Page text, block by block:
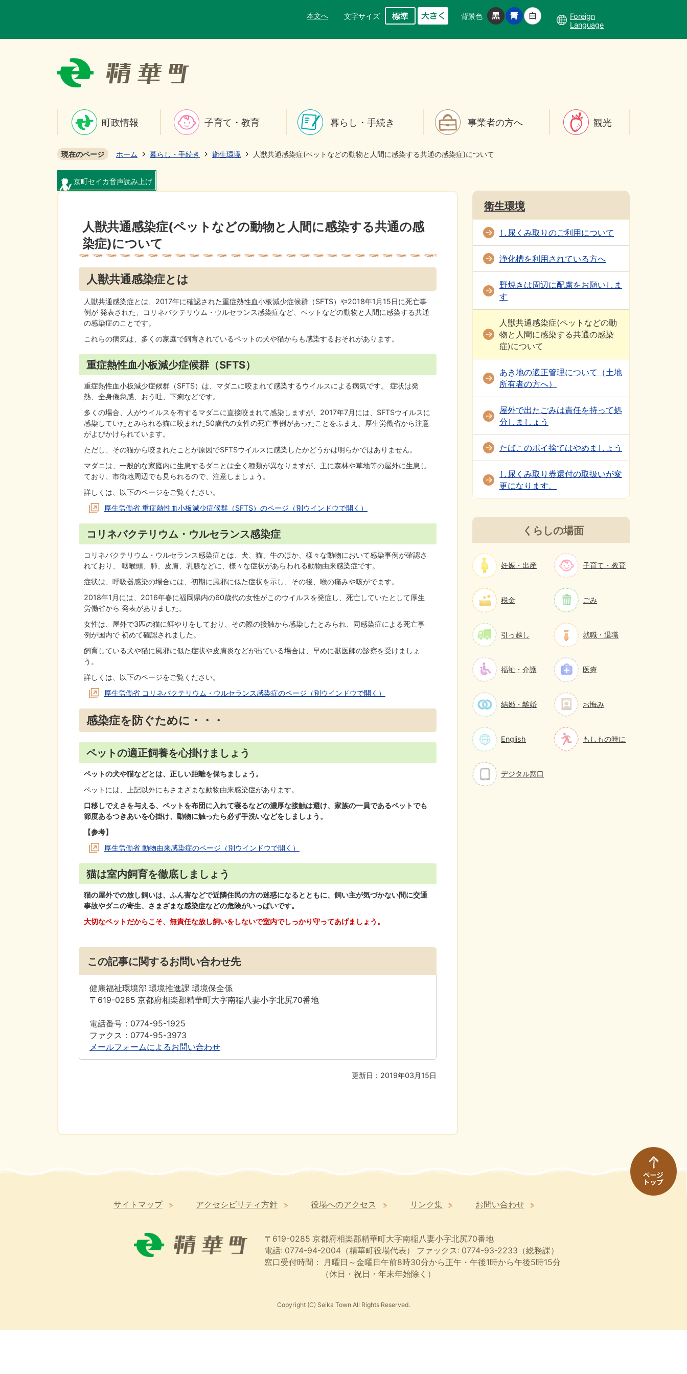
本文へ 文字サイズ 背景色
Foreign
Language
町政情報 子育て・教育 暮らし・手続き 事業者の方へ 観光
現在のページ ホーム 暮らし・手続き 衛生環境 人獣共通感染症(ペットなどの動物と人間に感染する共通の感染症)について
京町セイカ音声読み上げ
人獣共通感染症(ペットなどの動物と人間に感染する共通の感
染症)について
人獣共通感染症とは
人獣共通感染症とは、2017年に確認された重症熱性血小板減少症候群（SFTS）や2018年1月15日に死亡事
例が 発表された、コリネバクテリウム・ウルセランス感染症など、ペットなどの動物と人間に感染する共通
の感染症のことです。
これらの病気は、多くの家庭で飼育されているペットの犬や猫からも感染するおそれがあります。
重症熱性血小板減少症候群（SFTS）
重症熱性血小板減少症候群（SFTS）は、マダニに咬まれて感染するウイルスによる病気です。 症状は発
熱、全身倦怠感、おう吐、下痢などです。
多くの場合、人がウイルスを有するマダニに直接咬まれて感染しますが、2017年7月には、SFTSウイルスに
感染していたとみられる猫に咬まれた50歳代の女性の死亡事例があったことをふまえ、厚生労働省から注意
がよびかけられています。
ただし、その猫から咬まれたことが原因でSFTSウイルスに感染したかどうかは明らかではありません。
マダニは、一般的な家庭内に生息するダニとは全く種類が異なりますが、主に森林や草地等の屋外に生息し
ており、市街地周辺でも見られるので、注意しましょう。
詳しくは、以下のページをご覧ください。
厚生労働省 重症熱性血小板減少症候群（SFTS）のページ（別ウインドウで開く）
コリネバクテリウム・ウルセランス感染症
コリネバクテリウム・ウルセランス感染症とは、犬、猫、牛のほか、様々な動物において感染事例が確認さ
れており、 咽喉頭、肺、皮膚、乳腺などに、様々な症状があらわれる動物由来感染症です。
症状は、呼吸器感染の場合には、初期に風邪に似た症状を示し、その後、喉の痛みや咳がでます。
2018年1月には、2016年春に福岡県内の60歳代の女性がこのウイルスを発症し、死亡していたとして厚生
労働省から 発表がありました。
女性は、屋外で3匹の猫に餌やりをしており、その際の接触から感染したとみられ、同感染症による死亡事
例が国内で 初めて確認されました。
飼育している犬や猫に風邪に似た症状や皮膚炎などが出ている場合は、早めに獣医師の診察を受けましょ
う。
詳しくは、以下のページをご覧ください。
厚生労働省 コリネバクテリウム・ウルセランス感染症のページ（別ウインドウで開く）
感染症を防ぐために・・・
ペットの適正飼養を心掛けましょう
ペットの犬や猫などとは、正しい距離を保ちましょう。
ペットには、上記以外にもさまざまな動物由来感染症があります。
口移しでえさを与える、ペットを布団に入れて寝るなどの濃厚な接触は避け、家族の一員であるペットでも
節度あるつきあいを心掛け、動物に触ったら必ず手洗いなどをしましょう。
【参考】
厚生労働省 動物由来感染症のページ（別ウインドウで開く）
猫は室内飼育を徹底しましょう
猫の屋外での放し飼いは、ふん害などで近隣住民の方の迷惑になるとともに、飼い主が気づかない間に交通
事故やダニの寄生、さまざまな感染症などの危険がいっぱいです。
大切なペットだからこそ、無責任な放し飼いをしないで室内でしっかり守ってあげましょう。
この記事に関するお問い合わせ先
健康福祉環境部 環境推進課 環境保全係
〒619-0285 京都府相楽郡精華町大字南稲八妻小字北尻70番地
電話番号：0774-95-1925
ファクス：0774-95-3973
メールフォームによるお問い合わせ
更新日：2019年03月15日
衛生環境
し尿くみ取りのご利用について
浄化槽を利用されている方へ
野焼きは周辺に配慮をお願いしま
す
人獣共通感染症(ペットなどの動
物と人間に感染する共通の感染
症)について
あき地の適正管理について（土地
所有者の方へ）
屋外で出たごみは責任を持って処
分しましょう
たばこのポイ捨てはやめましょう
し尿くみ取り券還付の取扱いが変
更になります。
くらしの場面
妊娠・出産 子育て・教育
税金 ごみ
引っ越し 就職・退職
福祉・介護 医療
結婚・離婚 お悔み
English もしもの時に
デジタル窓口
サイトマップ アクセシビリティ方針 役場へのアクセス リンク集 お問い合わせ
〒619-0285 京都府相楽郡精華町大字南稲八妻小字北尻70番地
電話: 0774-94-2004（精華町役場代表） ファックス: 0774-93-2233（総務課）
窓口受付時間：
月曜日～金曜日午前8時30分から正午・午後1時から午後5時15分
（休日・祝日・年末年始除く）
Copyright (C) Seika Town All Rights Reserved.